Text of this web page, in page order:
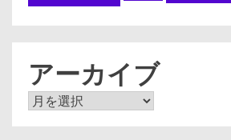
アーカイブ
ア